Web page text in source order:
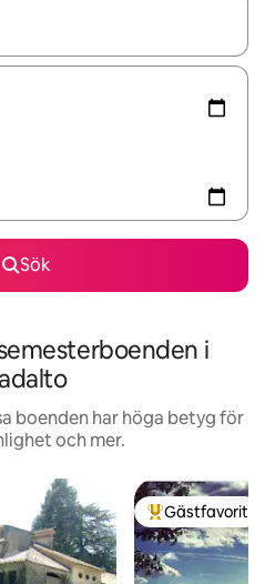
kan du navigera med upp- och
Sök
i
boenden har höga betyg för
och mer.
Populär
Gästfavorit